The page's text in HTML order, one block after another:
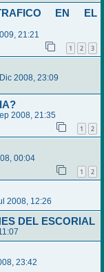
EN EL
21:21
1 2 3
2008, 23:09
2008, 21:35
1 2
00:04
1 2
2008, 12:26
DEL ESCORIAL
23:42